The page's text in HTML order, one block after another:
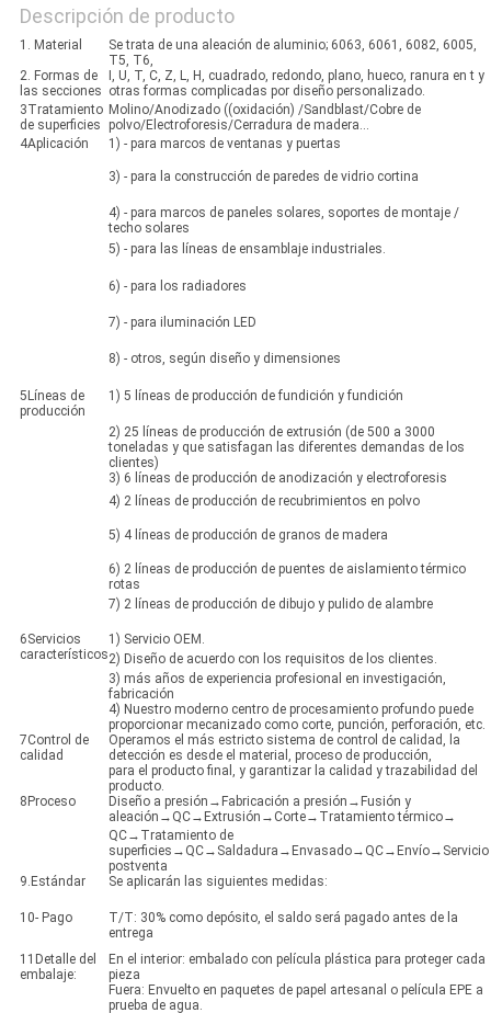
Descripción de producto
1. Material
Se trata de una aleación de aluminio; 6063, 6061, 6082, 6005,
T5, T6,
2. Formas de
las secciones
I, U, T, C, Z, L, H, cuadrado, redondo, plano, hueco, ranura en t y
otras formas complicadas por diseño personalizado.
3Tratamiento
de superficies
Molino/Anodizado ((oxidación) /Sandblast/Cobre de
polvo/Electroforesis/Cerradura de madera...
4Aplicación
1) - para marcos de ventanas y puertas
3) - para la construcción de paredes de vidrio cortina
4) - para marcos de paneles solares, soportes de montaje /
techo solares
5) - para las líneas de ensamblaje industriales.
6) - para los radiadores
7) - para iluminación LED
8) - otros, según diseño y dimensiones
5Líneas de
producción
1) 5 líneas de producción de fundición y fundición
2) 25 líneas de producción de extrusión (de 500 a 3000
toneladas y que satisfagan las diferentes demandas de los
clientes)
3) 6 líneas de producción de anodización y electroforesis
4) 2 líneas de producción de recubrimientos en polvo
5) 4 líneas de producción de granos de madera
6) 2 líneas de producción de puentes de aislamiento térmico
rotas
7) 2 líneas de producción de dibujo y pulido de alambre
6Servicios
característicos
1) Servicio OEM.
2) Diseño de acuerdo con los requisitos de los clientes.
3) más años de experiencia profesional en investigación,
fabricación
4) Nuestro moderno centro de procesamiento profundo puede
proporcionar mecanizado como corte, punción, perforación, etc.
7Control de
calidad
Operamos el más estricto sistema de control de calidad, la
detección es desde el material, proceso de producción,
para el producto final, y garantizar la calidad y trazabilidad del
producto.
8Proceso
Diseño a presión→Fabricación a presión→Fusión y
aleación→QC→Extrusión→Corte→Tratamiento térmico→
QC→Tratamiento de
superficies→QC→Saldadura→Envasado→QC→Envío→Servicio
postventa
9.Estándar
Se aplicarán las siguientes medidas:
10- Pago
T/T: 30% como depósito, el saldo será pagado antes de la
entrega
11Detalle del
embalaje:
En el interior: embalado con película plástica para proteger cada
pieza
Fuera: Envuelto en paquetes de papel artesanal o película EPE a
prueba de agua.